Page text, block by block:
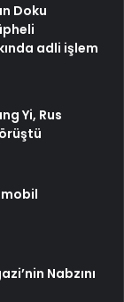
Doku
adli işlem
Yi, Rus
Nabzını